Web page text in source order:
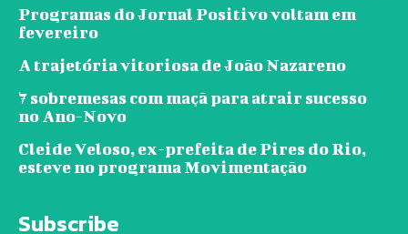
Programas do Jornal Positivo voltam em
fevereiro
A trajetória vitoriosa de João Nazareno
7 sobremesas com maçã para atrair sucesso
no Ano-Novo
Cleide Veloso, ex-prefeita de Pires do Rio,
esteve no programa Movimentação
Subscribe